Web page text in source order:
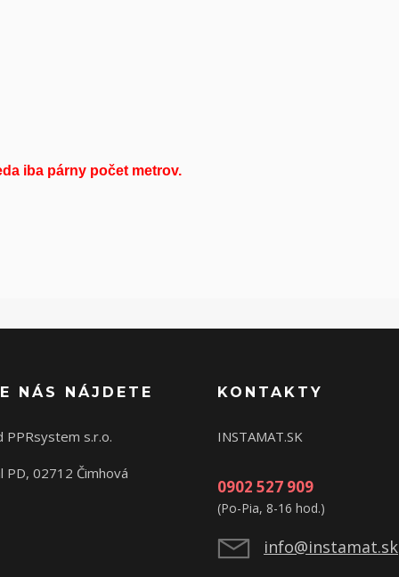
iba párny počet metrov.
NÁS NÁJDETE
PPRsystem s.r.o.
PD, 02712 Čimhová
KONTAKTY
INSTAMAT.SK
0902 527 909
(Po-Pia, 8-16 hod.)
info@instamat.sk